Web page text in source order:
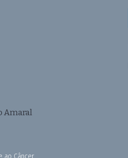
Amaral
ao Câncer